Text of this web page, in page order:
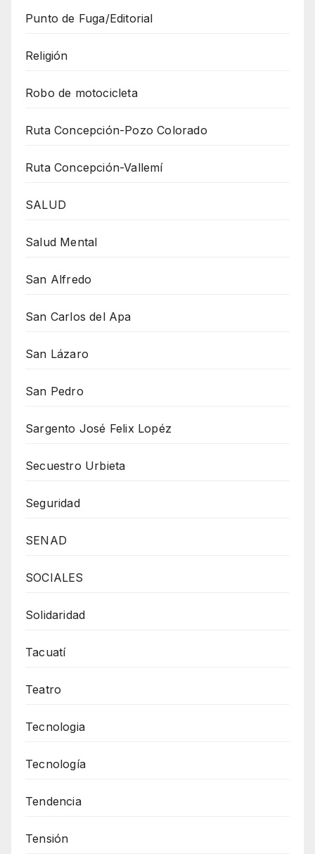
Punto de Fuga/Editorial
Religión
Robo de motocicleta
Ruta Concepción-Pozo Colorado
Ruta Concepción-Vallemí
SALUD
Salud Mental
San Alfredo
San Carlos del Apa
San Lázaro
San Pedro
Sargento José Felix Lopéz
Secuestro Urbieta
Seguridad
SENAD
SOCIALES
Solidaridad
Tacuatí
Teatro
Tecnologia
Tecnología
Tendencia
Tensión